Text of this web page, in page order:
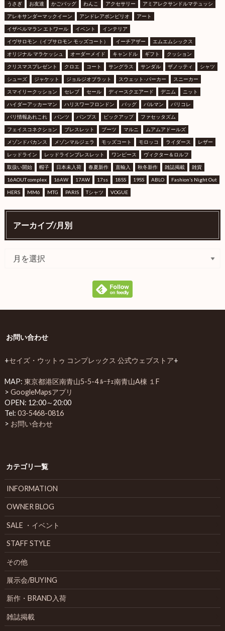
うさぎ お友達 かごバッグ わんこ アクセサリー アミアレクサンドルマテュッシ
アレキサンダーマックイーン アンドレアポンピリオ アート
イザベルマラン エトワール イベント インテリア
イヴサロモン（イブサロモン モッズコート） イーチアザー エムエムシックス
オリジナル マラケッシュ オーダーメイド キャンドル ギフト クッション
クリスマスプレゼント クロエ コート サングラス サンダル ザノッティ シャツ
シューズ ジャケット ジョルジオブラット スウェット･パーカー スニーカー
スマイリークッション セレブ セール ディースクエアード デニム ニット
ハイダーアッカーマン ハリスワーフロンドン バッグ バルマン パリコレ
パリ情報あれこれ パンツ パンプス ピックアップ ファセッタズム
フェイスコネクション ブレスレット ブーツ マルニ ムアムアドールズ
メゾンドバカンス メゾンマルジェラ モッズコート モロッコ ライダース レザー
レッドライン レッドラインブレスレット ワンピース ヴィクター＆ロルフ
取扱い開始 帽子 日本未入荷 春夏新作 直輸入 秋冬新作 雑誌掲載 雑貨
16AOUT complex 16AW 17AW 17ss 18SS 19SS ABLO Fashion’s Night Out
HERS MM6 MTG PARIS Tシャツ VOGUE
アーカイブ/月別
お問い合わせ
+セイズ・ウットゥ コンプレックス 公式ウェブストア+
MAP: 東京都港区南青山5-5-4 ﾙｰﾁｪ南青山A棟 １F
> GoogleMapsアプリ
OPEN: 12:00～20:00
Tel: 03-5468-0816
> お問い合わせ
カテゴリ一覧
INFORMATION
OWNER BLOG
SALE ・イベント
STAFF STYLE
その他
展示会/BUYING
新作・BRAND入荷
雑誌掲載